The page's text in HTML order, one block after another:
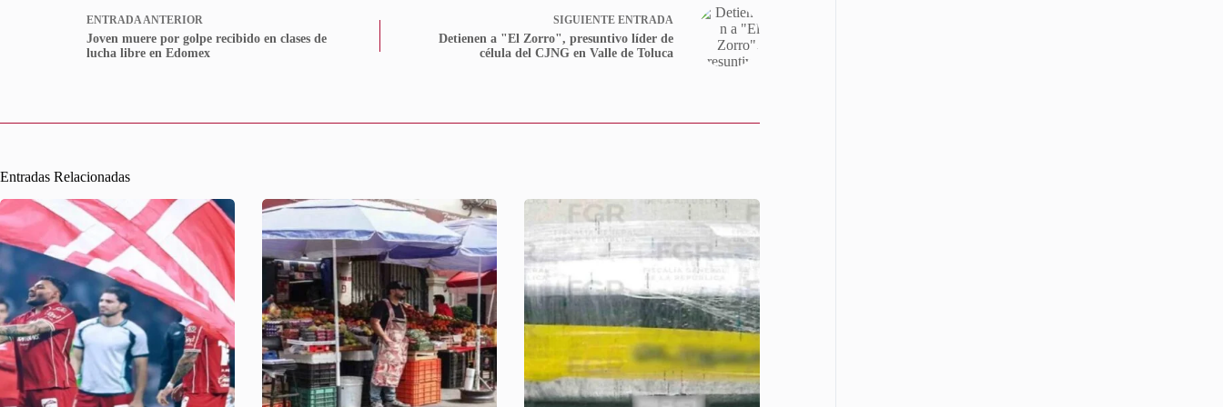
ENTRADAANTERIOR
Joven muere por golpe recibido en clases de
lucha libre en Edomex
SIGUIENTE ENTRADA
Detienen a "El Zorro", presuntivo líder de
célula del CJNG en Valle de Toluca
Entradas Relacionadas